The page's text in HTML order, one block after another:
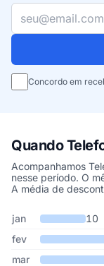
Seu e-mail
Concordo em
Quando
Acompanhamos
nesse período. O
A média de
Cupons de
Mês Cupons
jan 10
fev
mar